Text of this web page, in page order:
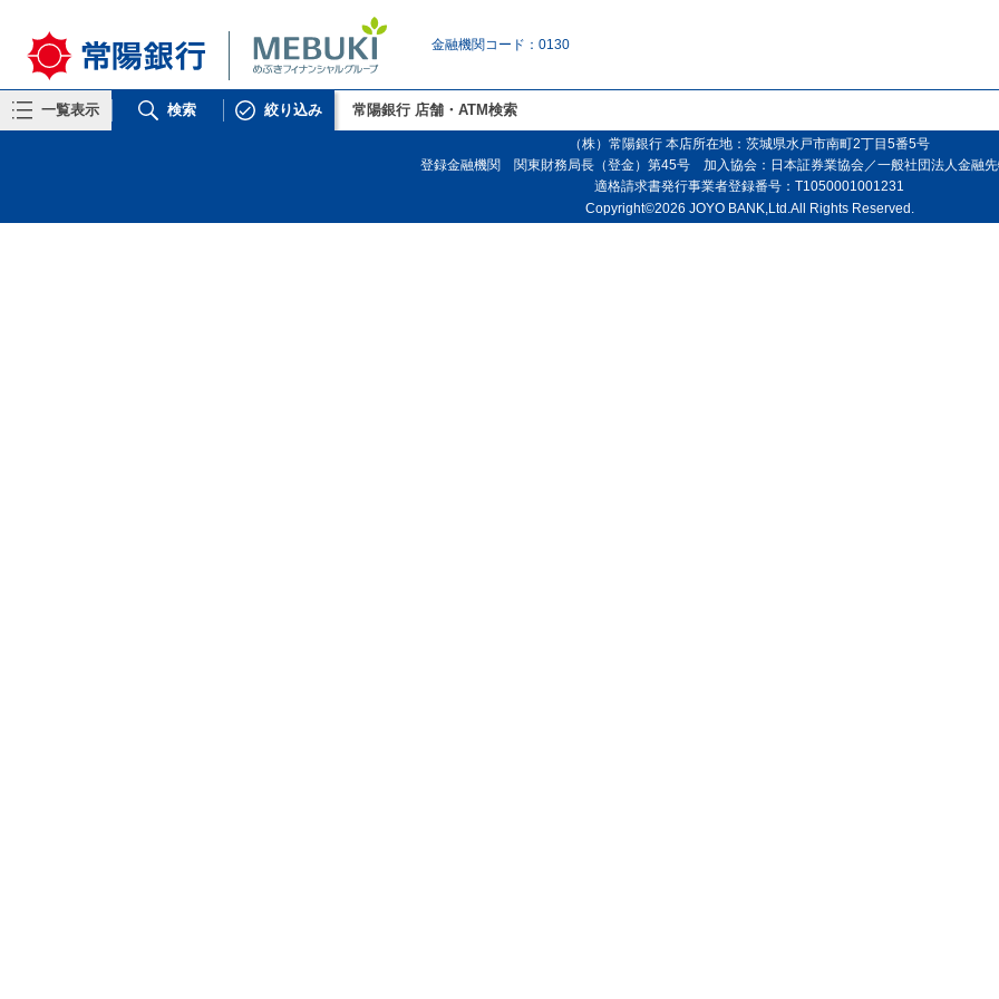
金融機関コード：0130
一覧表示 検索 絞り込み 常陽銀行 店舗・ATM検索
（株）常陽銀行 本店所在地：茨城県水戸市南町2丁目5番5号
登録金融機関 関東財務局長（登金）第45号 加入協会：日本証券業協会／一般社団法人金融
適格請求書発行事業者登録番号：T1050001001231
Copyright©2026 JOYO BANK,Ltd.All Rights Reserved.